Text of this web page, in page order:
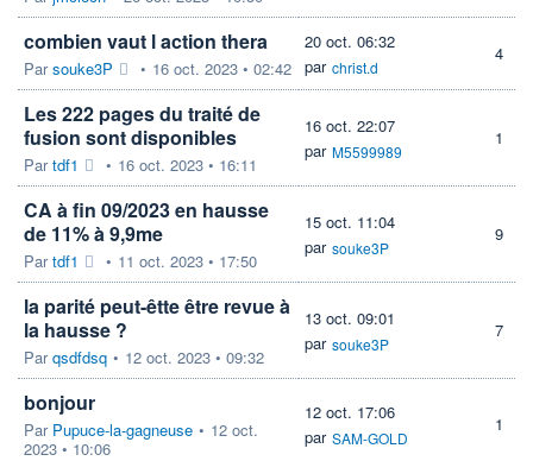
combien vaut l action thera
Parsouke3P • 16 oct. 2023 • 02:42
20 oct. 06:32
par christ.d
4
Les 222 pages du traité de
fusion sont disponibles
Partdf1 • 16 oct. 2023 • 16:11
16 oct. 22:07
par M5599989
1
CA à fin 09/2023 en hausse
de 11% à 9,9me
Partdf1 • 11 oct. 2023 • 17:50
15 oct. 11:04
par souke3P
9
la parité peut-êtte être revue à
la hausse ?
Parqsdfdsq • 12 oct. 2023 • 09:32
13 oct. 09:01
par souke3P
7
bonjour
Par Pupuce-la-gagneuse • 12 oct.
2023 • 10:06
12 oct. 17:06
par SAM-GOLD
1